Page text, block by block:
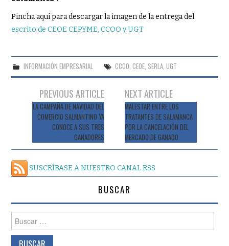
Pincha aquí para descargar la imagen de la entrega del
escrito de CEOE CEPYME, CCOO y UGT
INFORMACIÓN EMPRESARIAL CCOO, CEOE, SERLA, UGT
Navegación
entradas
PREVIOUS ARTICLE
LA CAMPAÑA DE NAVIDAD DEL
COMERCIO SALMANTINO YA
CONOCE A SUS TRES
GANADORES
NEXT ARTICLE
MALESTAR ENTRE LOS
TRATANTES DE SALAMANCA
POR LA CANCELACIÓN DEL
MERCADO DE GANADO
SUSCRÍBASE A NUESTRO CANAL RSS
BUSCAR